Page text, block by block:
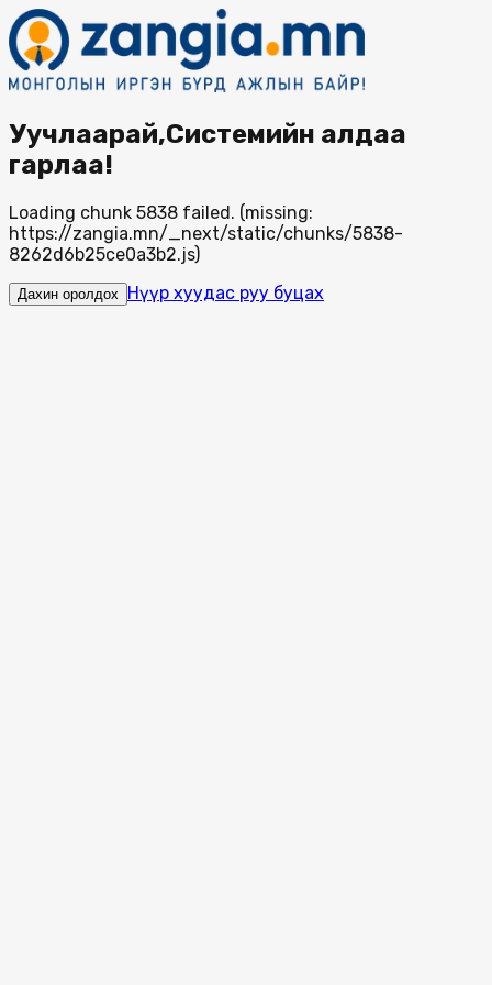
Уучлаарай,Системийн алдаа
гарлаа!
Loading chunk 5838 failed. (missing:
https://zangia.mn/_next/static/chunks/5838-
8262d6b25ce0a3b2.js)
Дахин оролдох Нүүр хуудас руу буцах